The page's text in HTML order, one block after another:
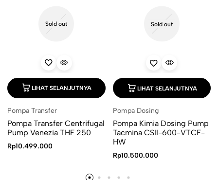
Sold out
LIHAT SELANJUTNYA
Pompa Transfer
Pompa Transfer Centrifugal
Pump Venezia THF 250
Rp10.499.000
Sold out
LIHAT SELANJUTNYA
Pompa Dosing
Pompa Kimia Dosing Pump
Tacmina CSII-600-VTCF-
HW
Rp10.500.000